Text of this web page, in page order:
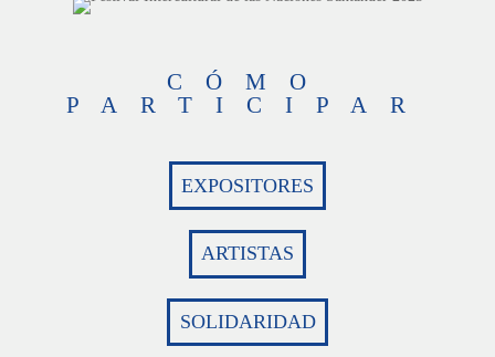
CÓMO
PARTICIPAR
EXPOSITORES
ARTISTAS
SOLIDARIDAD